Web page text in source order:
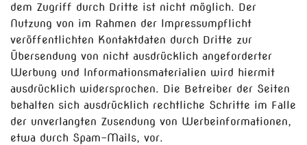
dem Zugriff durch Dritte ist nicht möglich. Der
Nutzung von im Rahmen der Impressumpflicht
veröffentlichten Kontaktdaten durch Dritte zur
Übersendung von nicht ausdrücklich angeforderter
Werbung und Informationsmaterialien wird hiermit
ausdrücklich widersprochen. Die Betreiber der Seiten
behalten sich ausdrücklich rechtliche Schritte im Falle
der unverlangten Zusendung von Werbeinformationen,
etwa durch Spam-Mails, vor.